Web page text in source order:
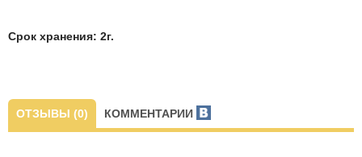
Срок хранения: 2г.
ОТЗЫВЫ (0) КОММЕНТАРИИ